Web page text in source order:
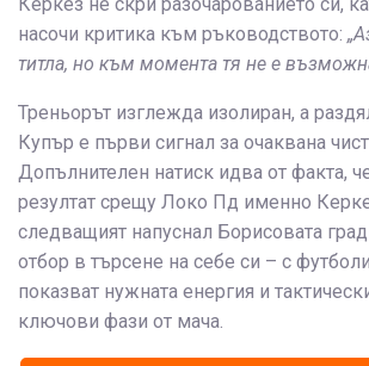
насочи критика към ръководството:
титла, но към момента тя не е
Треньорът изглежда изолиран, а
Купър е първи сигнал за очаквана
Допълнителен натиск идва от факта,
резултат срещу Локо Пд именно
следващият напуснал Борисовата
отбор в търсене на себе си – с
показват нужната енергия и
ключови фази от мача.